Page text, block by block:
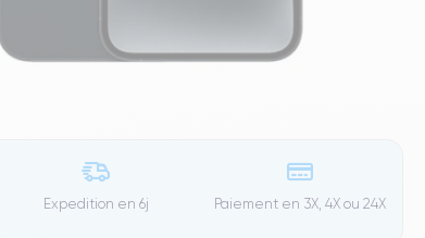
Expedition en 6j Paiement en 3X, 4X ou 24X